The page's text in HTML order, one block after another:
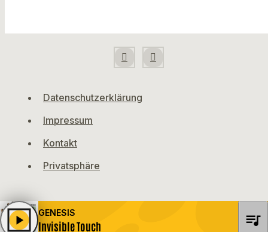
Datenschutzerklärung
Impressum
Kontakt
Privatsphäre
GENESIS
Invisible Touch
play_arrow queue_music